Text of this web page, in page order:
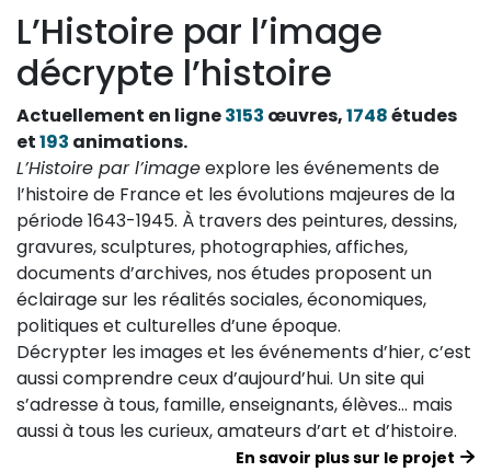
L’Histoire par l’image
décrypte l’histoire
Actuellement en ligne3153 œuvres,1748études
et193 animations.
L’Histoire par l’imageexplore les événements de
l’histoire de France et les évolutions majeures de la
période 1643-1945. À travers des peintures, dessins,
gravures, sculptures, photographies, affiches,
documents d’archives, nos études proposent un
éclairage sur les réalités sociales, économiques,
politiques et culturelles d’une époque.
Décrypter les images et les événements d’hier, c’est
aussi comprendre ceux d’aujourd’hui. Un site qui
s’adresse à tous, famille, enseignants, élèves… mais
aussi à tous les curieux, amateurs d’art et d’histoire.
En savoir plus sur le projet